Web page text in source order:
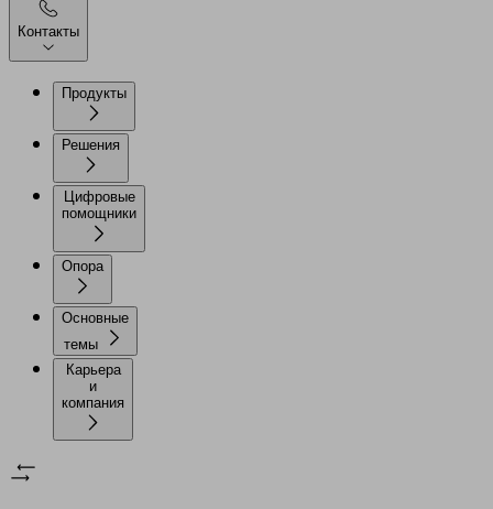
Контакты
Продукты
Решения
Цифровые
помощники
Опора
Основные
темы
Карьера
и
компания